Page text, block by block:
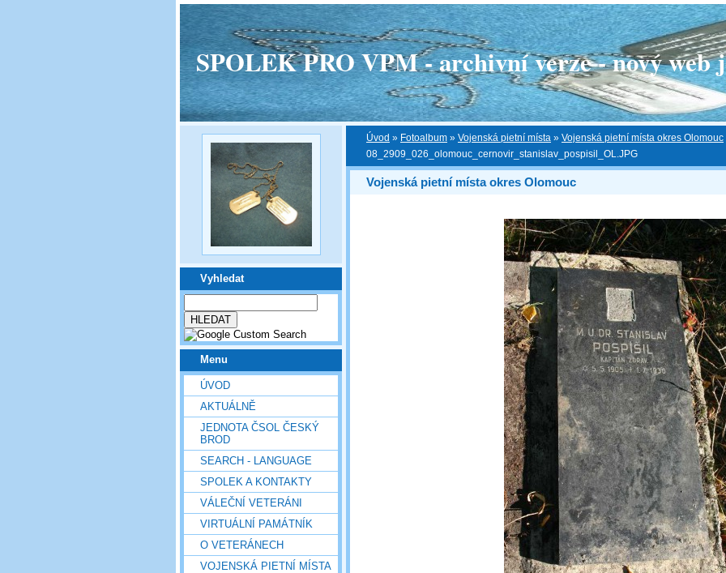
SPOLEK PRO VPM - archivní verze - nový web
Vyhledat
Menu
ÚVOD
AKTUÁLNĚ
JEDNOTA ČSOL ČESKÝ
BROD
SEARCH - LANGUAGE
SPOLEK A KONTAKTY
VÁLEČNÍ VETERÁNI
VIRTUÁLNÍ PAMÁTNÍK
O VETERÁNECH
VOJENSKÁ PIETNÍ MÍSTA
Úvod » Fotoalbum » Vojenská pietní místa » Vojenská pietní místa okres Olomouc
08_2909_026_olomouc_cernovir_stanislav_pospisil_OL.JPG
Vojenská pietní místa okres Olomouc